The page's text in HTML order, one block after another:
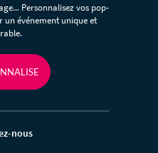
Personnalisez vos pop-
événement unique et
nous